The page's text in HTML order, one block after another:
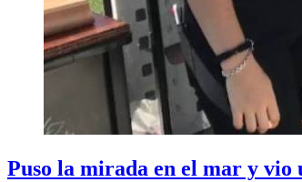
Puso la mirada en el mar y vio